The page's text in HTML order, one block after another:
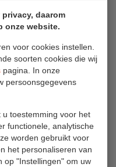
daarom
onze website.
voor cookies instellen.
soorten cookies die wij
pagina. In onze
persoonsgegevens
u toestemming voor het
functionele, analytische
worden gebruikt voor
het personaliseren van
op "Instellingen" om uw
€ 132 excl.
€ 159,72 incl.